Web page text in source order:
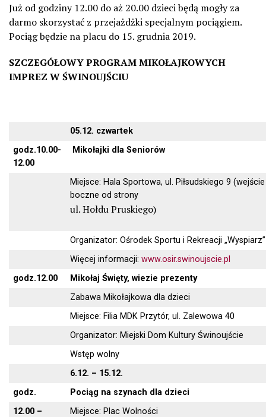
Już od godziny 12.00 do aż 20.00 dzieci będą mogły za
darmo skorzystać z przejażdżki specjalnym pociągiem.
Pociąg będzie na placu do 15. grudnia 2019.
SZCZEGÓŁOWY PROGRAM MIKOŁAJKOWYCH
IMPREZ W ŚWINOUJŚCIU
05.12. czwartek
godz.10.00-
12.00
Mikołajki dla Seniorów
Miejsce: Hala Sportowa, ul. Piłsudskiego 9 (wejście
boczne od strony
ul. Hołdu Pruskiego)
Organizator: Ośrodek Sportu i Rekreacji „Wyspiarz”
Więcej informacji:www.osir.swinoujscie.pl
godz.12.00
Mikołaj Święty, wiezie prezenty
Zabawa Mikołajkowa dla dzieci
Miejsce: Filia MDK Przytór, ul. Zalewowa 40
Organizator: Miejski Dom Kultury Świnoujście
Wstęp wolny
6.12. – 15.12.
godz.
Pociąg na szynach dla dzieci
12.00 –
Miejsce: Plac Wolności